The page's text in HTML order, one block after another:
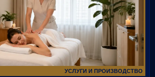
УСЛУГИ И ПРОИЗВОДСТВО